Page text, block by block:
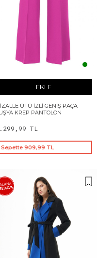
EKLE
ÜTÜ İZLI GENIŞ PAÇA
KREP PANTOLON
TL
Sepette 909,99 TL